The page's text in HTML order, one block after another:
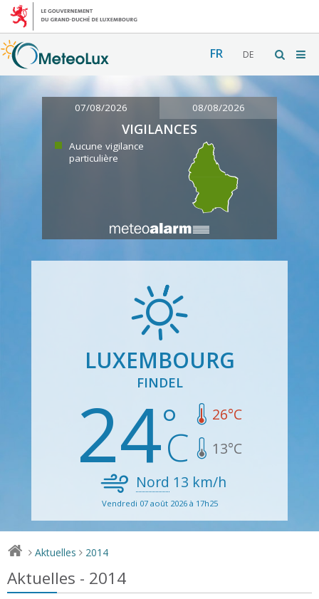
FR DE
07/08/2026 08/08/2026
VIGILANCES
Aucune vigilance
particulière
LUXEMBOURG
FINDEL
24 26°C
13°C
Nord 13 km/h
Vendredi 07 août 2026 à 17h25
> Aktuelles > 2014
Aktuelles - 2014